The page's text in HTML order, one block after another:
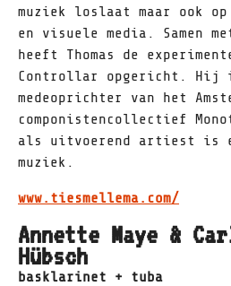
muziek loslaat maar ook
en visuele media. Samen
heeft Thomas de
Controllar opgericht. Hij
medeoprichter van het
componistencollectief
als uitvoerend artiest is
muziek.
www.tiesmellema.com/
Annette Maye &
Hübsch
basklarinet + tuba